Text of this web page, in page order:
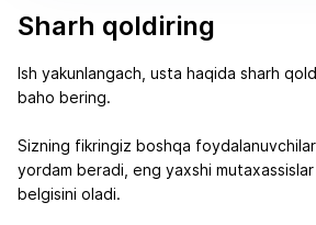
Sharh qoldiring
Ish yakunlangach, usta haqida sharh
baho bering.
Sizning fikringiz boshqa
yordam beradi, eng yaxshi
belgisini oladi.